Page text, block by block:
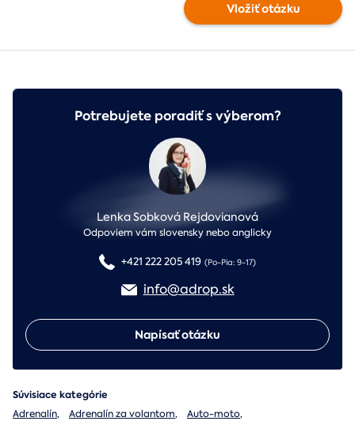
Vložiť otázku
Potrebujete poradiť s výberom?
Lenka Sobková Rejdovianová
Odpoviem vám slovensky nebo anglicky
+421 222 205 419 (Po-Pia: 9-17)
info@adrop.sk
Napísať otázku
Súvisiace kategórie
Adrenalín, Adrenalín za volantom, Auto-moto,